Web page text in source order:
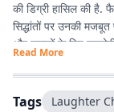
की डिग्री हासिल की है.
सिद्धांतों पर उनकी
और पाठकों के लिए
Read More
Tags Laughter